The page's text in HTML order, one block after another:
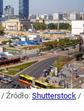
/ Źródło: Shutterstock /